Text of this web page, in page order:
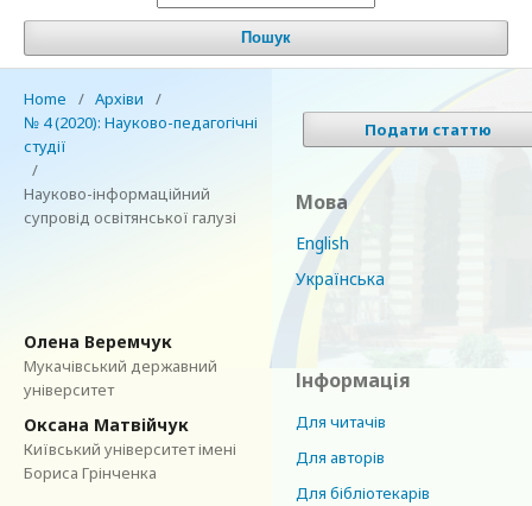
Пошук
Home / Архіви
/
№ 4 (2020): Науково-педагогічні
студії
/
Науково-інформаційний
супровід освітянської галузі
Олена Веремчук
Мукачівський державний
університет
Оксана Матвійчук
Київський університет імені
Бориса Грінченка
Подати статтю
Мова
English
Українська
Інформація
Для читачів
Для авторів
Для бібліотекарів